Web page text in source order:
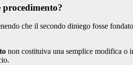
che il secondo diniego fosse
non costituiva una semplice modifica o